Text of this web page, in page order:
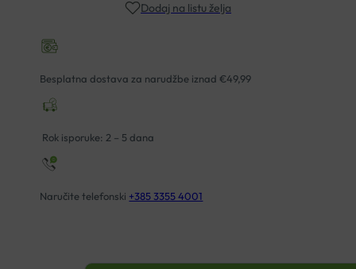
Dodaj na listu želja
Besplatna dostava za narudžbe iznad €49,99
Rok isporuke: 2 – 5 dana
Naručite telefonski +385 3355 4001